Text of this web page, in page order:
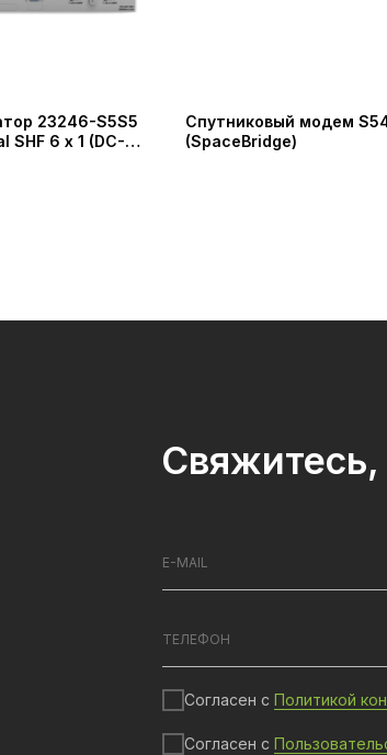
23246-S5S5
SHF 6 x 1 (DC-
Спутниковый модем
(SpaceBridge)
Согласен с Политикой
Согласен с
Свяжитесь,